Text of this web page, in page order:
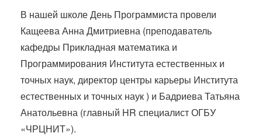
В нашей школе День Программиста провели
Кащеева Анна Дмитриевна (преподаватель
кафедры Прикладная математика и
Программирования Института естественных и
точных наук, директор центры карьеры Института
естественных и точных наук ) и Бадриева Татьяна
Анатольевна (главный HR специалист ОГБУ
«ЧРЦНИТ»).